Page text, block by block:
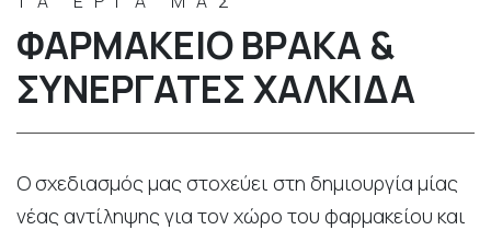
ΦΑΡΜΑΚΕΊΟ ΒΡΆΚΑ &
ΣΥΝΕΡΓΆΤΕΣ ΧΑΛΚΊΔΑ
Ο σχεδιασμός μας στοχεύει στη δημιουργία μίας
νέας αντίληψης για τον χώρο του φαρμακείου και